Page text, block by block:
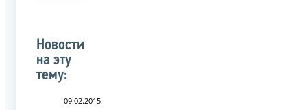
Новости
на эту
тему:
09.02.2015